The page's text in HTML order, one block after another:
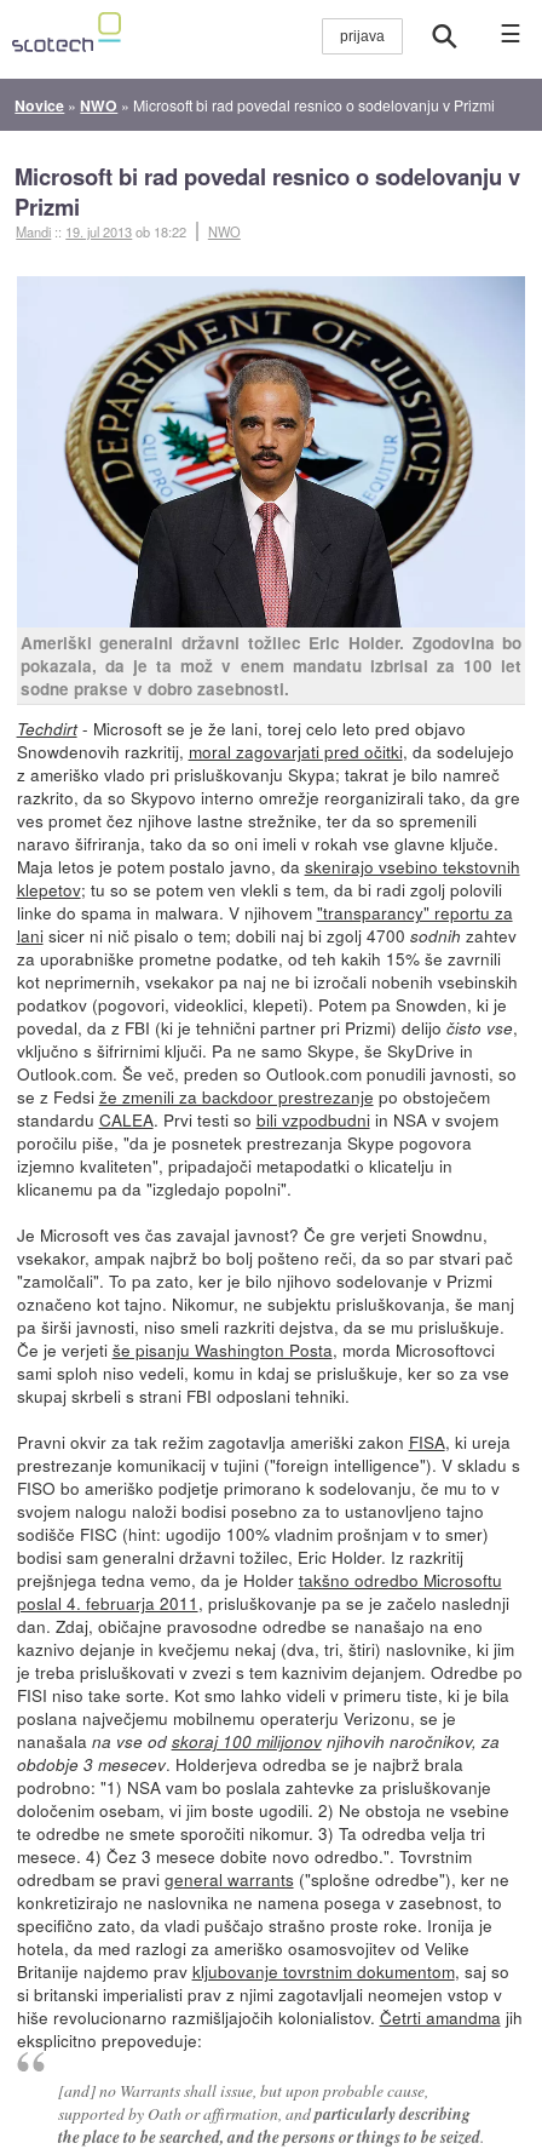
☰
Novice » NWO » Microsoft bi rad povedal resnico o sodelovanju v Prizmi
Microsoft bi rad povedal resnico o sodelovanju v
Prizmi
Mandi :: 19. jul 2013ob 18:22 NWO
Ameriški generalni državni tožilec Eric Holder. Zgodovina bo
pokazala, da je ta mož v enem mandatu izbrisal za 100 let
sodne prakse v dobro zasebnosti.
Techdirt- Microsoft se je že lani, torej celo leto pred objavo
Snowdenovih razkritij, moral zagovarjati pred očitki, da sodelujejo
z ameriško vlado pri prisluškovanju Skypa; takrat je bilo namreč
razkrito, da so Skypovo interno omrežje reorganizirali tako, da gre
ves promet čez njihove lastne strežnike, ter da so spremenili
naravo šifriranja, tako da so oni imeli v rokah vse glavne ključe.
Maja letos je potem postalo javno, da skenirajo vsebino tekstovnih
klepetov; tu so se potem ven vlekli s tem, da bi radi zgolj polovili
linke do spama in malwara. V njihovem "transparancy" reportu za
lanisicer ni nič pisalo o tem; dobili naj bi zgolj 4700 sodnih zahtev
za uporabniške prometne podatke, od teh kakih 15% še zavrnili
kot neprimernih, vsekakor pa naj ne bi izročali nobenih vsebinskih
podatkov (pogovori, videoklici, klepeti). Potem pa Snowden, ki je
povedal, da z FBI (ki je tehnični partner pri Prizmi) delijo čisto vse,
vključno s šifrirnimi ključi. Pa ne samo Skype, še SkyDrive in
Outlook.com. Še več, preden so Outlook.com ponudili javnosti, so
se z Fedsi že zmenili za backdoor prestrezanje po obstoječem
standardu CALEA. Prvi testi so bili vzpodbudniin NSA v svojem
poročilu piše, "da je posnetek prestrezanja Skype pogovora
izjemno kvaliteten", pripadajoči metapodatki o klicatelju in
klicanemu pa da "izgledajo popolni".
Je Microsoft ves čas zavajal javnost? Če gre verjeti Snowdnu,
vsekakor, ampak najbrž bo bolj pošteno reči, da so par stvari pač
"zamolčali". To pa zato, ker je bilo njihovo sodelovanje v Prizmi
označeno kot tajno. Nikomur, ne subjektu prisluškovanja, še manj
pa širši javnosti, niso smeli razkriti dejstva, da se mu prisluškuje.
Če je verjeti še pisanju Washington Posta, morda Microsoftovci
sami sploh niso vedeli, komu in kdaj se prisluškuje, ker so za vse
skupaj skrbeli s strani FBI odposlani tehniki.
Pravni okvir za tak režim zagotavlja ameriški zakon FISA, ki ureja
prestrezanje komunikacij v tujini ("foreign intelligence"). V skladu s
FISO bo ameriško podjetje primorano k sodelovanju, če mu to v
svojem nalogu naloži bodisi posebno za to ustanovljeno tajno
sodišče FISC (hint: ugodijo 100% vladnim prošnjam v to smer)
bodisi sam generalni državni tožilec, Eric Holder. Iz razkritij
prejšnjega tedna vemo, da je Holder takšno odredbo Microsoftu
poslal 4. februarja 2011 , prisluškovanje pa se je začelo naslednji
dan. Zdaj, običajne pravosodne odredbe se nanašajo na eno
kaznivo dejanje in kvečjemu nekaj (dva, tri, štiri) naslovnike, ki jim
je treba prisluškovati v zvezi s tem kaznivim dejanjem. Odredbe po
FISI niso take sorte. Kot smo lahko videli v primeru tiste, ki je bila
poslana največjemu mobilnemu operaterju Verizonu, se je
nanašala na vse od skoraj 100 milijonovnjihovih naročnikov, za
obdobje 3 mesecev. Holderjeva odredba se je najbrž brala
podrobno: "1) NSA vam bo poslala zahtevke za prisluškovanje
določenim osebam, vi jim boste ugodili. 2) Ne obstoja ne vsebine
te odredbe ne smete sporočiti nikomur. 3) Ta odredba velja tri
mesece. 4) Čez 3 mesece dobite novo odredbo.". Tovrstnim
odredbam se pravi general warrants("splošne odredbe"), ker ne
konkretizirajo ne naslovnika ne namena posega v zasebnost, to
specifično zato, da vladi puščajo strašno proste roke. Ironija je
hotela, da med razlogi za ameriško osamosvojitev od Velike
Britanije najdemo prav kljubovanje tovrstnim dokumentom, saj so
si britanski imperialisti prav z njimi zagotavljali neomejen vstop v
hiše revolucionarno razmišljajočih kolonialistov. Četrti amandma jih
eksplicitno prepoveduje:
[and] no Warrants shall issue, but upon probable cause,
supported by Oath or affirmation, andparticularly describing
the place to be searched, and the persons or things to be seized.